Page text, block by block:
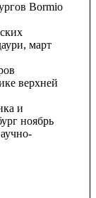
Bormio
март
верхней
и
ноябрь